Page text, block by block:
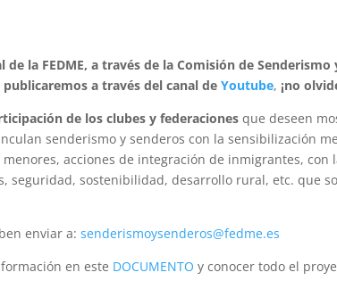
de la FEDME, a través de la Comisión de
a través del canal deYoutube, ¡no
de los clubes y federaciones que deseen
senderismo y senderos con la sensibilización
acciones de integración de inmigrantes, con
seguridad, sostenibilidad, desarrollo rural, etc. que
enviar a:senderismoysenderos@fedme.es
en este DOCUMENTO y conocer todo el